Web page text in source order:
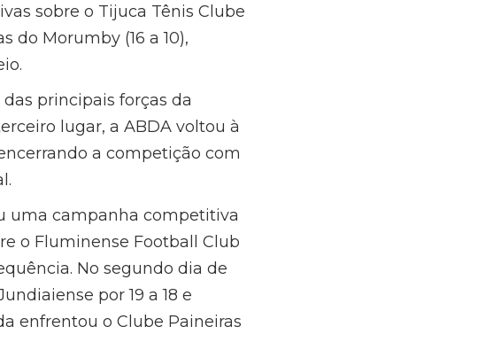
sobre o Tijuca Tênis Clube
do Morumby (16 a 10),
principais forças da
lugar, a ABDA voltou à
a competição com
uma campanha competitiva
o Fluminense Football Club
No segundo dia de
por 19 a 18 e
enfrentou o Clube Paineiras